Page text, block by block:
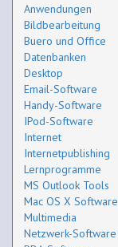
Anwendungen
Bildbearbeitung
Buero und Office
Datenbanken
Desktop
Email-Software
Handy-Software
IPod-Software
Internet
Internetpublishing
Lernprogramme
MS Outlook Tools
Mac OS X Software
Multimedia
Netzwerk-Software